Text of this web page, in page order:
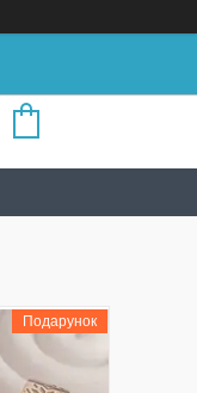
Подарунок